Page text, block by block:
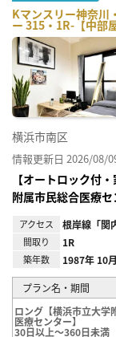
Kマンスリー神奈川
ー 315・1R-【中部
横浜市南区
情報更新日 2026/08/
【オートロック付
附属市民総合医療
アクセス 根岸線「関
間取り 1R
築年数 1987年 10
プラン名・期間
ロング【横浜市立大学
医療センター】
30日以上～360日未満